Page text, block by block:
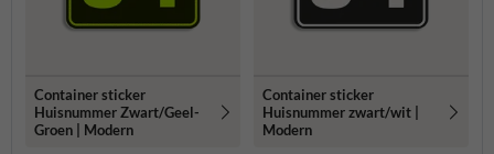
Container sticker
Huisnummer Zwart/Geel-
Groen | Modern
Container sticker
Huisnummer zwart/wit |
Modern